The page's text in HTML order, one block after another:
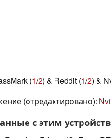
(1/2) & Reddit (1/2) &
(отредактировано):
с этим